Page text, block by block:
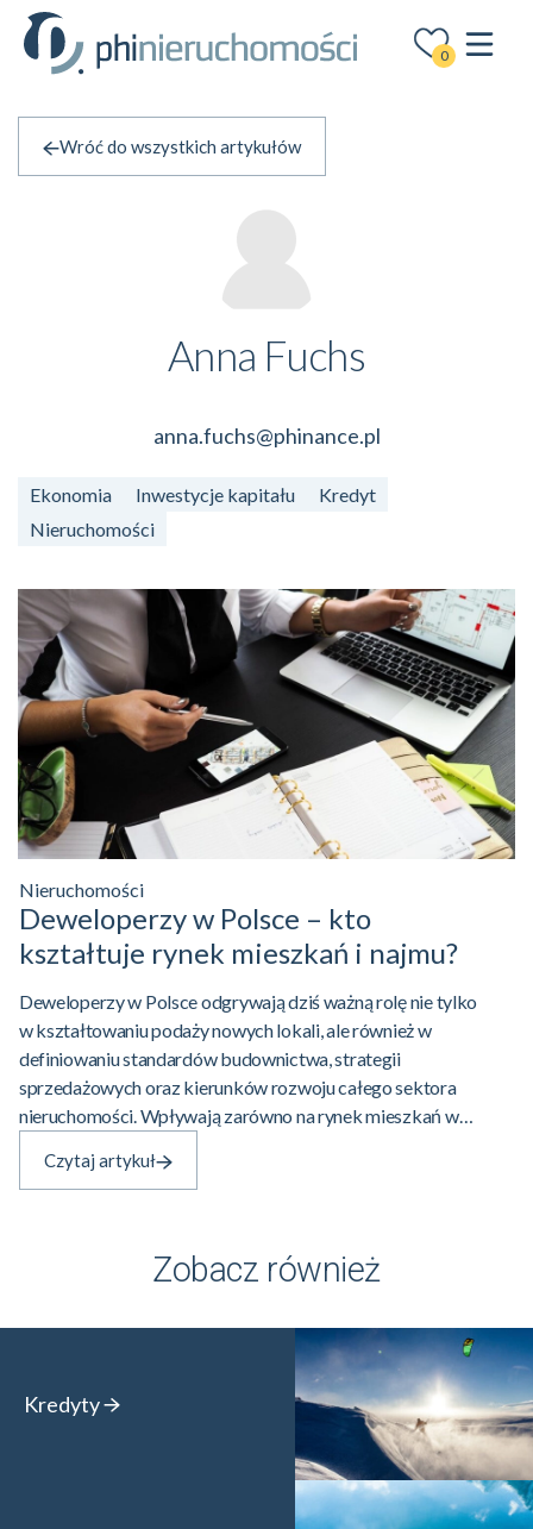
0
Wróć do wszystkich artykułów
Anna Fuchs
anna.fuchs@phinance.pl
Ekonomia Inwestycje kapitału
Kredyt
Nieruchomości
Nieruchomości
Deweloperzy w Polsce – kto
kształtuje rynek mieszkań i najmu?
Deweloperzy w Polsce odgrywają dziś ważną rolę nie tylko
w kształtowaniu podaży nowych lokali, ale również w
definiowaniu standardów budownictwa, strategii
sprzedażowych oraz kierunków rozwoju całego sektora
nieruchomości. Wpływają zarówno na rynek mieszkań w
Polsce, który dynamicznie zmienia…
Czytaj artykuł
Zobacz również
Kredyty